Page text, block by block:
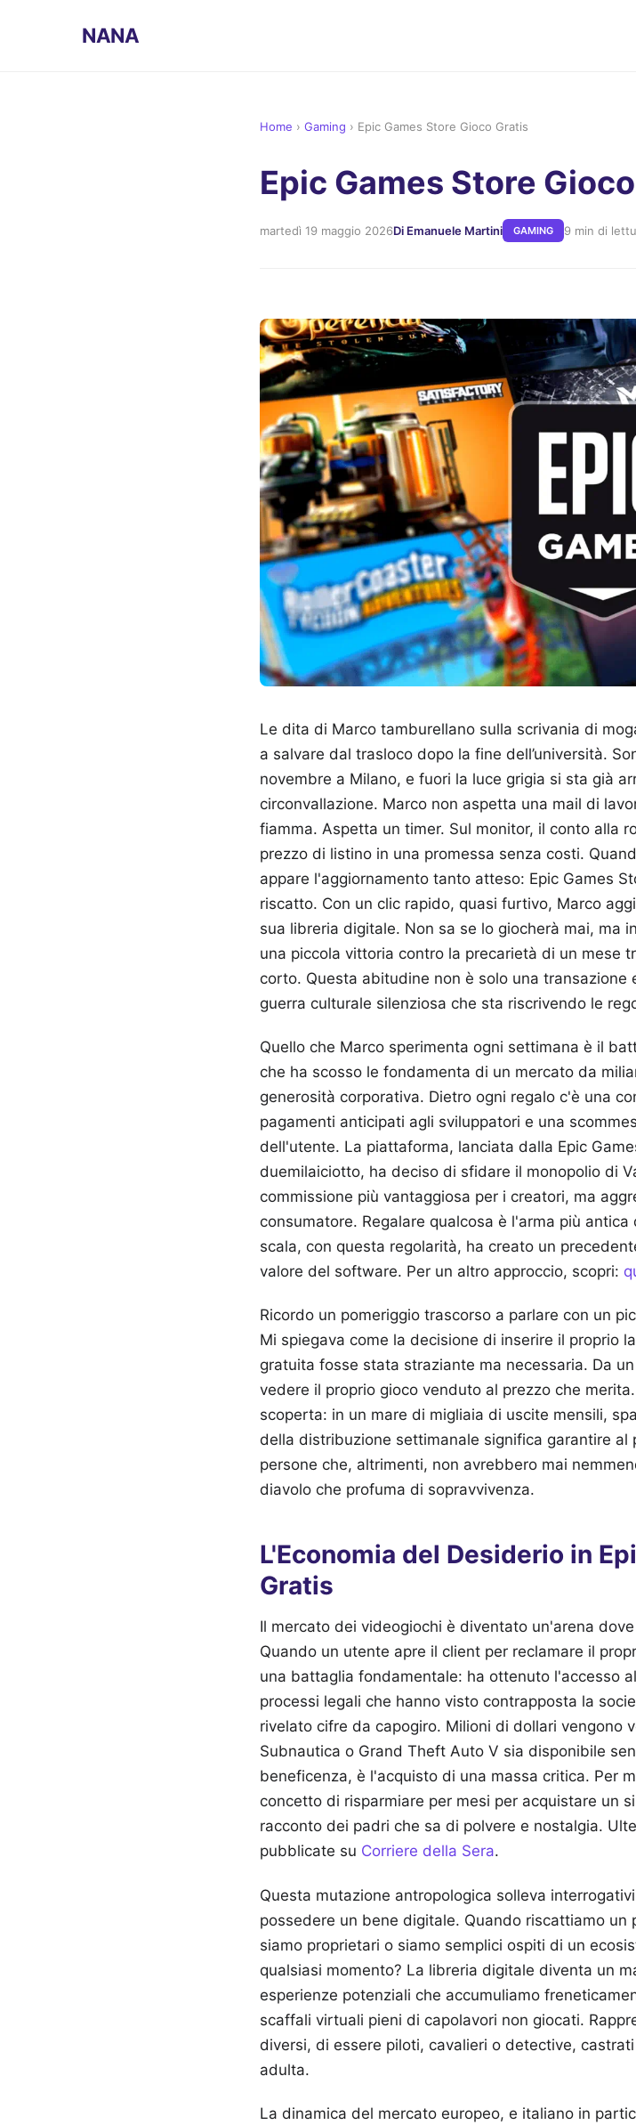
NANA
Home › Gaming › Epic Games Store Gioco Gratis
Epic Games Store
martedì 19 maggio 2026Di Emanuele Martini GAMING 9 min di
Le dita di Marco tamburellano sulla scrivania di
a salvare dal trasloco dopo la fine dell’università.
novembre a Milano, e fuori la luce grigia si sta già
circonvallazione. Marco non aspetta una mail di
fiamma. Aspetta un timer. Sul monitor, il conto alla
prezzo di listino in una promessa senza costi.
appare l'aggiornamento tanto atteso: Epic Games
riscatto. Con un clic rapido, quasi furtivo, Marco
sua libreria digitale. Non sa se lo giocherà mai, ma
una piccola vittoria contro la precarietà di un mese
corto. Questa abitudine non è solo una transazione
guerra culturale silenziosa che sta riscrivendo le
Quello che Marco sperimenta ogni settimana è il
che ha scosso le fondamenta di un mercato da
generosità corporativa. Dietro ogni regalo c'è una
pagamenti anticipati agli sviluppatori e una
dell'utente. La piattaforma, lanciata dalla Epic
duemilaiciotto, ha deciso di sfidare il monopolio di
commissione più vantaggiosa per i creatori, ma
consumatore. Regalare qualcosa è l'arma più
scala, con questa regolarità, ha creato un
valore del software. Per un altro approccio, scopri:
Ricordo un pomeriggio trascorso a parlare con un
Mi spiegava come la decisione di inserire il proprio
gratuita fosse stata straziante ma necessaria. Da
vedere il proprio gioco venduto al prezzo che
scoperta: in un mare di migliaia di uscite mensili,
della distribuzione settimanale significa garantire
persone che, altrimenti, non avrebbero mai
diavolo che profuma di sopravvivenza.
L'Economia del Desiderio in
Gratis
Il mercato dei videogiochi è diventato un'arena
Quando un utente apre il client per reclamare il
una battaglia fondamentale: ha ottenuto l'accesso
processi legali che hanno visto contrapposta la
rivelato cifre da capogiro. Milioni di dollari vengono
Subnautica o Grand Theft Auto V sia disponibile
beneficenza, è l'acquisto di una massa critica. Per
concetto di risparmiare per mesi per acquistare un
racconto dei padri che sa di polvere e nostalgia.
pubblicate su Corriere della Sera.
Questa mutazione antropologica solleva
possedere un bene digitale. Quando riscattiamo
siamo proprietari o siamo semplici ospiti di un
qualsiasi momento? La libreria digitale diventa un
esperienze potenziali che accumuliamo
scaffali virtuali pieni di capolavori non giocati.
diversi, di essere piloti, cavalieri o detective,
adulta.
La dinamica del mercato europeo, e italiano in